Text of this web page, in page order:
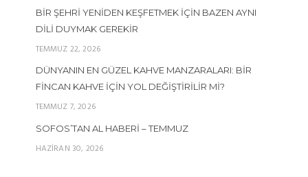
BIR ŞEHRI YENIDEN KEŞFETMEK İÇIN BAZEN AYNI
DILI DUYMAK GEREKIR
TEMMUZ 22, 2026
DÜNYANIN EN GÜZEL KAHVE MANZARALARI: BIR
FINCAN KAHVE İÇIN YOL DEĞIŞTIRILIR MI?
TEMMUZ 7, 2026
SOFOS’TAN AL HABERI – TEMMUZ
HAZIRAN 30, 2026